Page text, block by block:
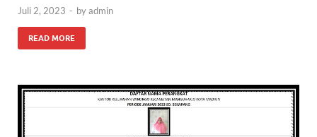
Juli 2, 2023 - byadmin
READ MORE